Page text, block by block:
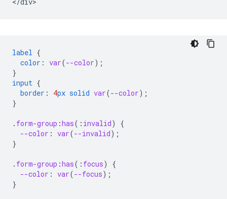
label {
color : var(--color);
}
input {
border : 4px solid var(--color);
}
. form-group :has( : invalid)
{
--color : var(--invalid);
}
. form-group :has( : focus)
{
--color : var(--focus);
}